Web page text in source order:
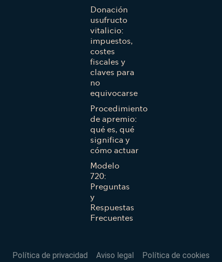
Donación
usufructo
vitalicio:
impuestos,
costes
fiscales y
claves para
no
equivocarse
Procedimiento
de apremio:
qué es, qué
significa y
cómo actuar
Modelo
720:
Preguntas
y
Respuestas
Frecuentes
Política de privacidad Aviso legal Política de cookies